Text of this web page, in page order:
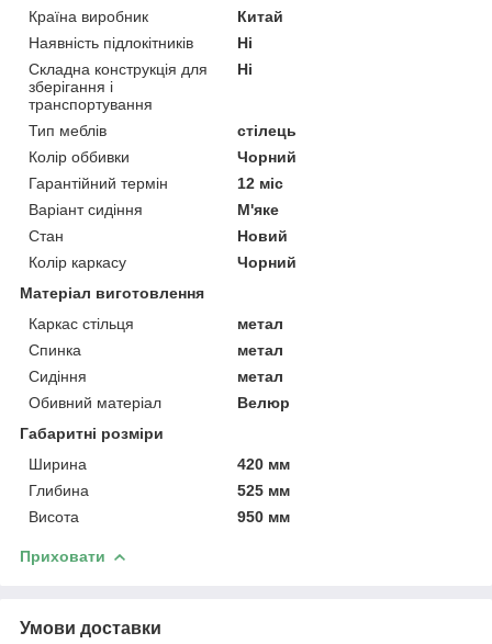
Країна виробник
Китай
Наявність підлокітників
Ні
Складна конструкція для
зберігання і
транспортування
Ні
Тип меблів
стілець
Колір оббивки
Чорний
Гарантійний термін
12 міс
Варіант сидіння
М'яке
Стан
Новий
Колір каркасу
Чорний
Матеріал виготовлення
Каркас стільця
метал
Спинка
метал
Сидіння
метал
Обивний матеріал
Велюр
Габаритні розміри
Ширина
420 мм
Глибина
525 мм
Висота
950 мм
Приховати
Умови доставки